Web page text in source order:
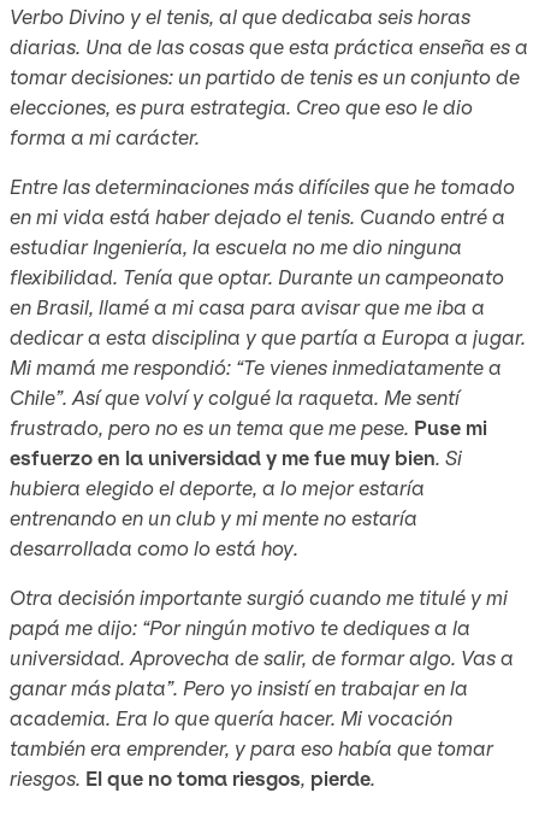
Verbo Divino y el tenis, al que dedicaba seis horas
diarias. Una de las cosas que esta práctica enseña es a
tomar decisiones: un partido de tenis es un conjunto de
elecciones, es pura estrategia. Creo que eso le dio
forma a mi carácter.
Entre las determinaciones más difíciles que he tomado
en mi vida está haber dejado el tenis. Cuando entré a
estudiar Ingeniería, la escuela no me dio ninguna
flexibilidad. Tenía que optar. Durante un campeonato
en Brasil, llamé a mi casa para avisar que me iba a
dedicar a esta disciplina y que partía a Europa a jugar.
Mi mamá me respondió: “Te vienes inmediatamente a
Chile”. Así que volví y colgué la raqueta. Me sentí
frustrado, pero no es un tema que me pese. Puse mi
esfuerzo en la universidad y me fue muy bien. Si
hubiera elegido el deporte, a lo mejor estaría
entrenando en un club y mi mente no estaría
desarrollada como lo está hoy.
Otra decisión importante surgió cuando me titulé y mi
papá me dijo: “Por ningún motivo te dediques a la
universidad. Aprovecha de salir, de formar algo. Vas a
ganar más plata”. Pero yo insistí en trabajar en la
academia. Era lo que quería hacer. Mi vocación
también era emprender, y para eso había que tomar
riesgos. El que no toma riesgos, pierde.